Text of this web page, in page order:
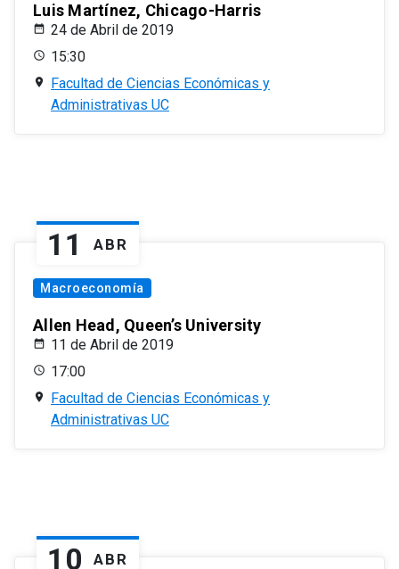
Luis Martínez, Chicago-Harris
24 de Abril de 2019
15:30
Facultad de Ciencias Económicas y
Administrativas UC
11 ABR
Macroeconomía
Allen Head, Queen’s University
11 de Abril de 2019
17:00
Facultad de Ciencias Económicas y
Administrativas UC
10 ABR